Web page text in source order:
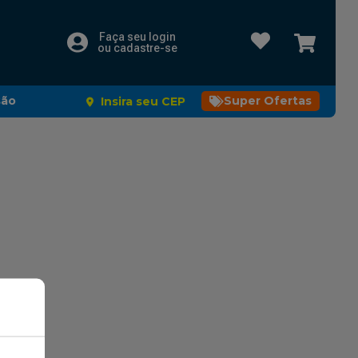
Faça seu login
ou cadastre-se
Insira seu CEP Super Ofertas